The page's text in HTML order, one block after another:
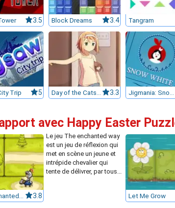
3.5 Block Dreams 3.4 Tangram
Trip 5 Day of the Cats: Episode 1 3.3 Jigmania: Snow White
avec Happy Easter
3.8
Le jeu The enchanted way
est un jeu de réflexion qui
met en scène un jeune et
intrépide chevalier qui
tente de délivrer, par tous...
Let Me Grow